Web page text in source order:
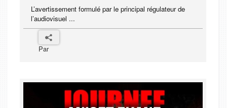
L’avertissement formulé par le principal régulateur de
l’audiovisuel ...
Par